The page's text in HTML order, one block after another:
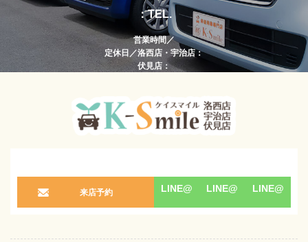
：TEL.
営業時間／
定休日／洛西店・宇治店：
伏見店：
来店予約 LINE@ LINE@ LINE@